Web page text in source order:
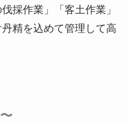
採作業」「客土作業」
精を込めて管理して高